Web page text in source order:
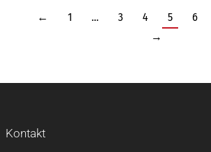
← 1 … 3 4 5 6
→
Kontakt